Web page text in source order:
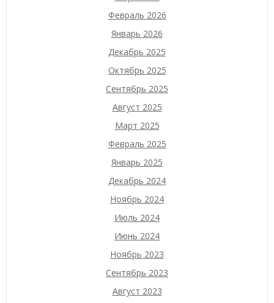
Февраль 2026
Январь 2026
Декабрь 2025
Октябрь 2025
Сентябрь 2025
Август 2025
Март 2025
Февраль 2025
Январь 2025
Декабрь 2024
Ноябрь 2024
Июль 2024
Июнь 2024
Ноябрь 2023
Сентябрь 2023
Август 2023